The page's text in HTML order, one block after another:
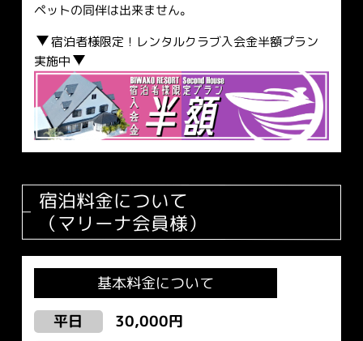
ペットの同伴は出来ません。
宿泊者様限定！レンタルクラブ入会金半額プラン
実施中
宿泊料金について
（マリーナ会員様）
基本料金について
平日 30,000円